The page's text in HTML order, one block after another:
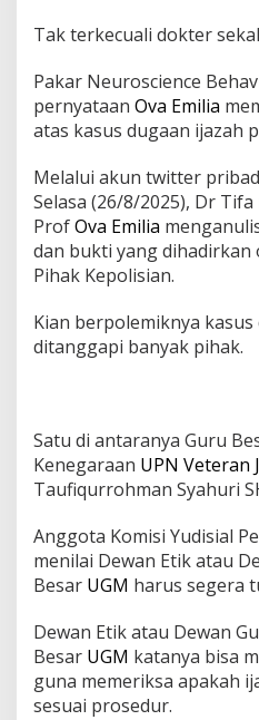
a
o
k
o
,
G
u
r
s
a
N
I
n
g
t
a
n
a
s
s
Tak terkecuali dokter
Pakar Neuroscience
pernyataan Ova Emilia
atas kasus dugaan ijazah
Melalui akun twitter
Selasa (26/8/2025), Dr
ProfOva Emilia
dan bukti yang dihadirkan
Pihak Kepolisian.
Kian berpolemiknya
ditanggapi banyak pihak.
Satu di antaranya Guru
Kenegaraan UPN Veteran
Taufiqurrohman Syahuri
Anggota Komisi Yudisial
menilai Dewan Etik atau
Besar UGM harus segera
Dewan Etik atau Dewan
Besar UGM katanya bisa
guna memeriksa apakah
sesuai prosedur.